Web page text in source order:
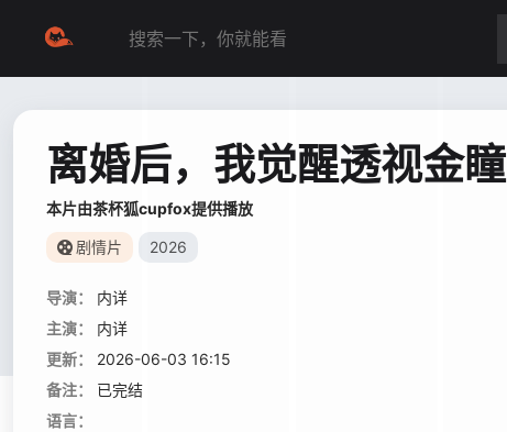
离婚后，我觉醒透视金瞳
本片由茶杯狐cupfox提供播放
剧情片 2026
导演：
内详
主演：
内详
更新：
2026-06-03 16:15
备注：
已完结
语言：